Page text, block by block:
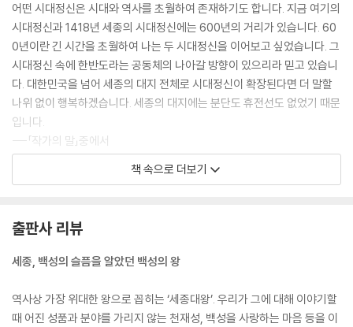
어떤 시대정신은 시대와 역사를 초월하여 존재하기도 합니다. 지금 여기의
시대정신과 1418년 세종의 시대정신에는 600년의 거리가 있습니다. 60
0년이란 긴 시간을 초월하여 나는 두 시대정신을 이어보고 싶었습니다. 그
시대정신 속에 한반도라는 공동체의 나아갈 방향이 있으리라 믿고 있습니
다. 대한민국을 넘어 세종의 대지 전체로 시대정신이 확장된다면 더 말할
나위 없이 행복하겠습니다. 세종의 대지에는 분단도 휴전선도 없었기 때문
입니다.
---「작가의 말」중에서
세종은 왜 여론조사를 시행했던 것일까? 당시는 통신체제가 완벽하게 갖
강행했다. (…중략…) 우리나라 군왕 중에서 세종처럼 여론조사를 통해 백
성을 정치에 참여시키고, 신하들의 반대의견을 통합적으로 관리하고, 정
합하고 관리하는 것이 정치의 본령이라고 세종은 알고 있었다
---「국가를 경영하는 정치의 기술」중에서
책 속으로 더보기
출판사 리뷰
세종, 백성의 슬픔을 알았던 백성의 왕
역사상 가장 위대한 왕으로 꼽히는 ‘세종대왕’. 우리가 그에 대해 이야기할
때 어진 성품과 분야를 가리지 않는 천재성, 백성을 사랑하는 마음 등을 이